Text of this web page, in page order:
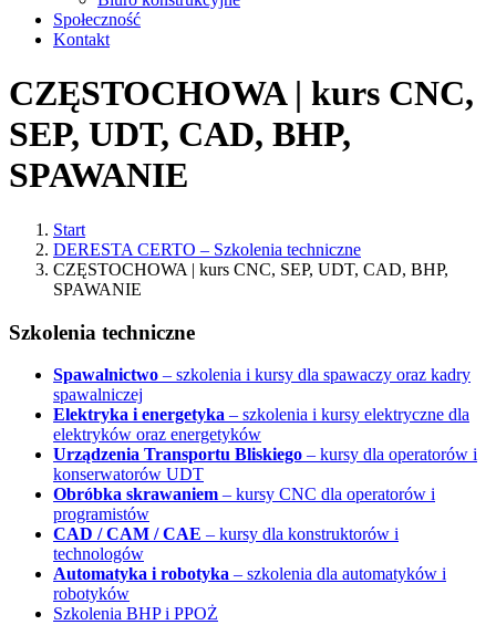
Społeczność
Kontakt
CZĘSTOCHOWA | kurs CNC,
SEP, UDT, CAD, BHP,
SPAWANIE
Start
DERESTA CERTO – Szkolenia techniczne
CZĘSTOCHOWA | kurs CNC, SEP, UDT, CAD, BHP,
SPAWANIE
Szkolenia techniczne
Spawalnictwo – szkolenia i kursy dla spawaczy oraz kadry
spawalniczej
Elektryka i energetyka – szkolenia i kursy elektryczne dla
elektryków oraz energetyków
Urządzenia Transportu Bliskiego – kursy dla operatorów i
konserwatorów UDT
Obróbka skrawaniem – kursy CNC dla operatorów i
programistów
CAD / CAM / CAE – kursy dla konstruktorów i
technologów
Automatyka i robotyka – szkolenia dla automatyków i
robotyków
Szkolenia BHP i PPOŻ